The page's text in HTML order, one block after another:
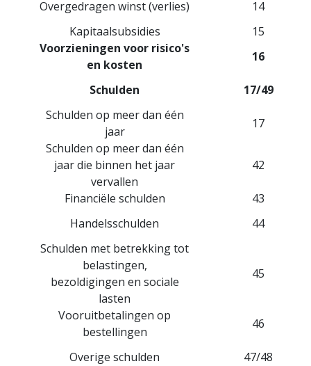
Overgedragen winst (verlies)
14
Kapitaalsubsidies
15
Voorzieningen voor risico's
en kosten
16
Schulden
17/49
Schulden op meer dan één
jaar
17
Schulden op meer dan één
jaar die binnen het jaar
vervallen
42
Financiële schulden
43
Handelsschulden
44
Schulden met betrekking tot
belastingen,
bezoldigingen en sociale
lasten
45
Vooruitbetalingen op
bestellingen
46
Overige schulden
47/48